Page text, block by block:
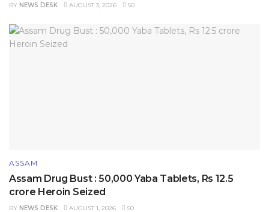
BY NEWS DESK AUGUST 3, 2026 50
ASSAM
Assam Drug Bust : 50,000 Yaba Tablets, Rs 12.5
crore Heroin Seized
BY NEWS DESK AUGUST 1, 2026 50